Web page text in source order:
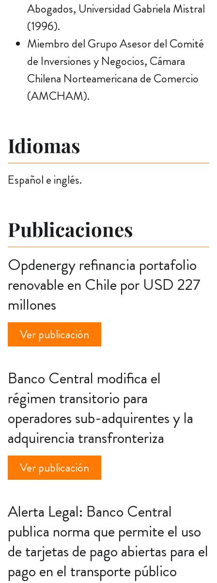
Abogados, Universidad Gabriela Mistral
(1996).
Miembro del Grupo Asesor del Comité
de Inversiones y Negocios, Cámara
Chilena Norteamericana de Comercio
(AMCHAM).
Idiomas
Español e inglés.
Publicaciones
Opdenergy refinancia portafolio
renovable en Chile por USD 227
millones
Ver publicación
Banco Central modifica el
régimen transitorio para
operadores sub-adquirentes y la
adquirencia transfronteriza
Ver publicación
Alerta Legal: Banco Central
publica norma que permite el uso
de tarjetas de pago abiertas para el
pago en el transporte público